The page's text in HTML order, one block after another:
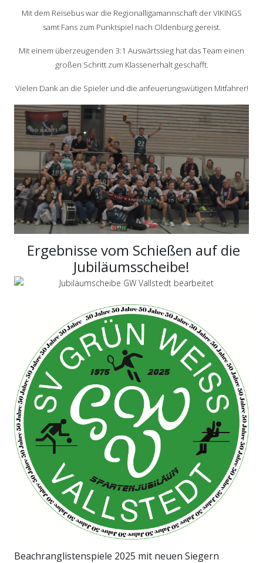
Mit dem Reisebus war die Regionalligamannschaft der VIKINGS
samt Fans zum Punktspiel nach Oldenburg gereist.
Mit einem überzeugenden 3:1 Auswärtssieg hat das Team einen
großen Schritt zum Klassenerhalt geschafft.
Vielen Dank an die Spieler und die anfeuerungswütigen Mitfahrer!
Ergebnisse vom Schießen auf die
Jubiläumsscheibe!
Beachranglistenspiele 2025 mit neuen Siegern